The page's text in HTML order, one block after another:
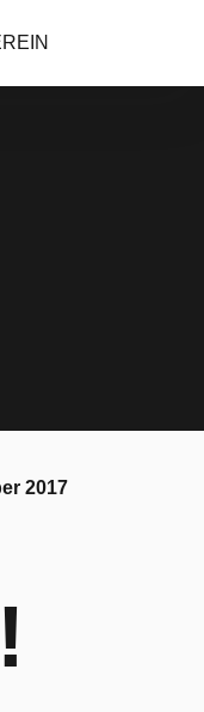
2017